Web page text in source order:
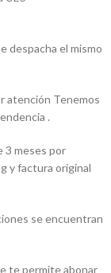
despacha el mismo
atención Tenemos
.
3 meses por
y factura original
se encuentran
te permite abonar